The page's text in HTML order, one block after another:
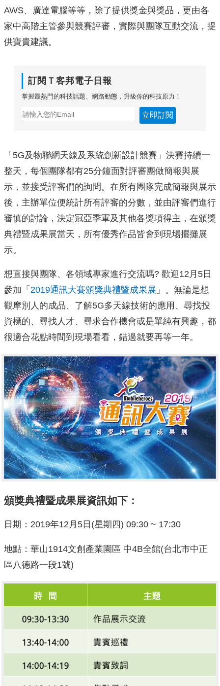
AWS、廣達電腦等等，除了提供獎金與獎品，更由各
家中高階主管參與競賽評審，實際與團隊互動交流，提
供寶貴建議。
訂閱Ｔ客邦電子日報
掌握最熱門的科技話題、網路動態，升級你的科技原力！
立即訂閱
「5G及物聯網天線及系統創新設計競賽」決賽持續一
整天，每個團隊都有25分鐘面對評審團做簡報與展
示，並接受評審們的詢問。在所有團隊完成簡報與展示
後，主辦單位便統計所有評審的分數，並由評審們進行
審慎的討論，決定冠亞季軍及其他各獎項得主，在頒獎
典禮暨成果展當天，所有優秀作品皆會到現場擺攤展
示。
想直接與團隊、各領域專家進行交流嗎? 歡迎12月5日
參加「 2019通訊大賽頒獎典禮暨成果展 」。無論是想
觀摩別人的成品、了解5G多天線技術的應用、尋找投
資標的、尋找人才、尋求合作機會或是單純有興趣，都
很適合花點時間到現場看看，錯過就要再等一年。
頒獎典禮暨成果展資訊如下：
日期：2019年12月5日(星期四) 09:30 ~ 17:30
地點：華山1914文創產業園區 中4B全館(台北市中正
區八德路一段1號)